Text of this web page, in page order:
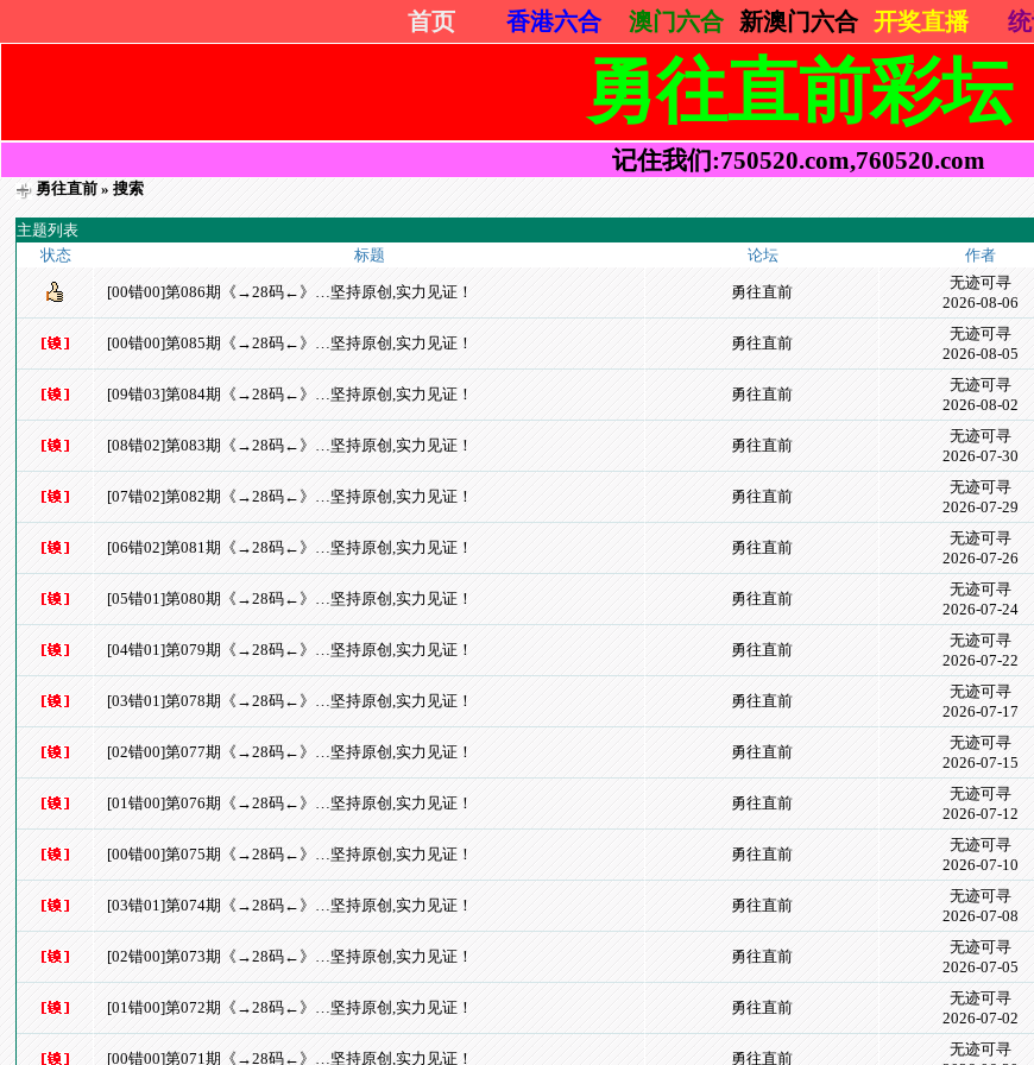
首页 香港六合 澳门六合 新澳门六合 开奖直播
勇往直前彩坛
记住我们:750520.com,760520.com
勇往直前 » 搜索
主题列表
状态
标题 论坛 作者
[00错00]第086期《→28码←》…坚持原创,实力见证！ 勇往直前
无迹可寻
2026-08-06
[00错00]第085期《→28码←》…坚持原创,实力见证！ 勇往直前
无迹可寻
2026-08-05
[09错03]第084期《→28码←》…坚持原创,实力见证！ 勇往直前
无迹可寻
2026-08-02
[08错02]第083期《→28码←》…坚持原创,实力见证！ 勇往直前
无迹可寻
2026-07-30
[07错02]第082期《→28码←》…坚持原创,实力见证！ 勇往直前
无迹可寻
2026-07-29
[06错02]第081期《→28码←》…坚持原创,实力见证！ 勇往直前
无迹可寻
2026-07-26
[05错01]第080期《→28码←》…坚持原创,实力见证！ 勇往直前
无迹可寻
2026-07-24
[04错01]第079期《→28码←》…坚持原创,实力见证！ 勇往直前
无迹可寻
2026-07-22
[03错01]第078期《→28码←》…坚持原创,实力见证！ 勇往直前
无迹可寻
2026-07-17
[02错00]第077期《→28码←》…坚持原创,实力见证！ 勇往直前
无迹可寻
2026-07-15
[01错00]第076期《→28码←》…坚持原创,实力见证！ 勇往直前
无迹可寻
2026-07-12
[00错00]第075期《→28码←》…坚持原创,实力见证！ 勇往直前
无迹可寻
2026-07-10
[03错01]第074期《→28码←》…坚持原创,实力见证！ 勇往直前
无迹可寻
2026-07-08
[02错00]第073期《→28码←》…坚持原创,实力见证！ 勇往直前
无迹可寻
2026-07-05
[01错00]第072期《→28码←》…坚持原创,实力见证！ 勇往直前
无迹可寻
2026-07-02
[00错00]第071期《→28码←》…坚持原创,实力见证！ 勇往直前
无迹可寻